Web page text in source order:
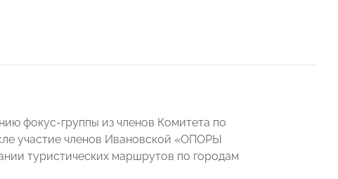
фокус-группы из членов Комитета по
участие членов Ивановской «ОПОРЫ
туристических маршрутов по городам